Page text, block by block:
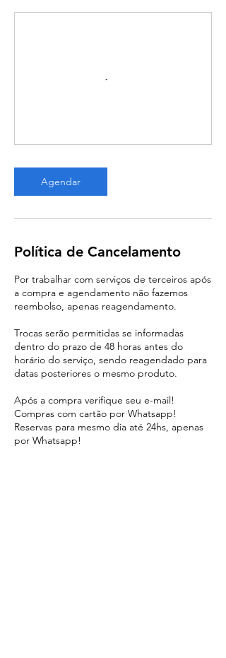
Agendar
Política de Cancelamento
Por trabalhar com serviços de terceiros após
a compra e agendamento não fazemos
reembolso, apenas reagendamento.
Trocas serão permitidas se informadas
dentro do prazo de 48 horas antes do
horário do serviço, sendo reagendado para
datas posteriores o mesmo produto.
Após a compra verifique seu e-mail!
Compras com cartão por Whatsapp!
Reservas para mesmo dia até 24hs, apenas
por Whatsapp!